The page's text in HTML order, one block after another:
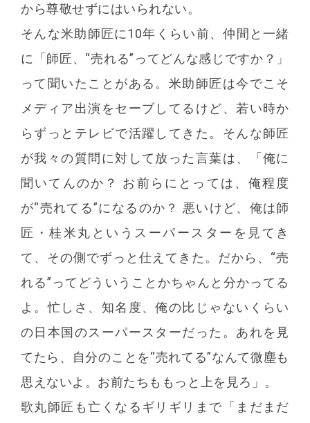
から尊敬せずにはいられない。
そんな米助師匠に10年くらい前、仲間と一緒
に「師匠、“売れる”ってどんな感じですか？」
って聞いたことがある。米助師匠は今でこそ
メディア出演をセーブしてるけど、若い時か
らずっとテレビで活躍してきた。そんな師匠
が我々の質問に対して放った言葉は、「俺に
聞いてんのか？ お前らにとっては、俺程度
が“売れてる”になるのか？ 悪いけど、俺は師
匠・桂米丸というスーパースターを見てき
て、その側でずっと仕えてきた。だから、“売
れる”ってどういうことかちゃんと分かってる
よ。忙しさ、知名度、俺の比じゃないくらい
の日本国のスーパースターだった。あれを見
てたら、自分のことを“売れてる”なんて微塵も
思えないよ。お前たちももっと上を見ろ」。
歌丸師匠も亡くなるギリギリまで「まだまだ